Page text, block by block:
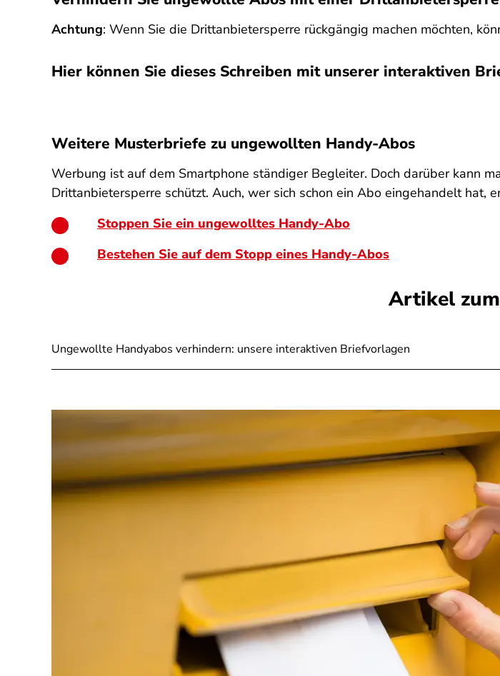
Achtung: Wenn Sie die Drittanbietersperre rückgängig machen möchten,
Hier können Sie dieses Schreiben mit unserer interaktiven
Weitere Musterbriefe zu ungewollten Handy-Abos
Werbung ist auf dem Smartphone ständiger Begleiter. Doch darüber kann
Drittanbietersperre schützt. Auch, wer sich schon ein Abo eingehandelt hat,
Stoppen Sie ein ungewolltes Handy-Abo
Bestehen Sie auf dem Stopp eines Handy-Abos
Artikel
Ungewollte Handyabos verhindern: unsere interaktiven Briefvorlagen